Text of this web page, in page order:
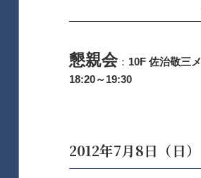
懇親会： 10F 佐治敬三
18:20～19:30
2012年7月8日（日）